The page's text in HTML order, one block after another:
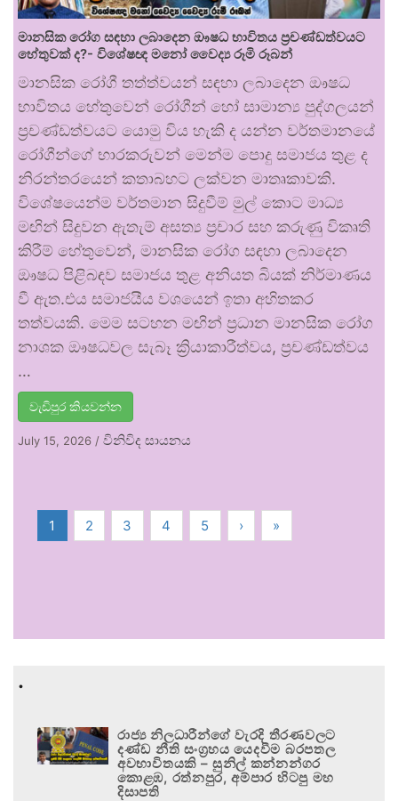
මානසික රෝග සඳහා ලබාදෙන ඖෂධ භාවිතය ප්‍රචණ්ඩත්වයට
හේතුවක් ද?- විශේෂඥ මනෝ වෛද්‍ය රූමි රූබන්
මානසික රෝගී තත්ත්වයන් සඳහා ලබාදෙන ඖෂධ
භාවිතය හේතුවෙන් රෝගීන් හෝ සාමාන්‍ය පුද්ගලයන්
ප්‍රචණ්ඩත්වයට යොමු විය හැකි ද යන්න වර්තමානයේ
රෝගීන්ගේ භාරකරුවන් මෙන්ම පොදු සමාජය තුළ ද
නිරන්තරයෙන් කතාබහට ලක්වන මාතෘකාවකි.
විශේෂයෙන්ම වර්තමාන සිදුවීම් මුල් කොට මාධ්‍ය
මඟින් සිදුවන ඇතැම් අසත්‍ය ප්‍රචාර සහ කරුණු විකෘති
කිරීම් හේතුවෙන්, මානසික රෝග සඳහා ලබාදෙන
ඖෂධ පිළිබඳව සමාජය තුළ අනියත බියක් නිර්මාණය
වී ඇත.එය සමාජයීය වශයෙන් ඉතා අහිතකර
තත්වයකි. මෙම සටහන මඟින් ප්‍රධාන මානසික රෝග
නාශක ඖෂධවල සැබෑ ක්‍රියාකාරීත්වය, ප්‍රචණ්ඩත්වය
…
වැඩිපුර කියවන්න
July 15, 2026 / විනිවිද සායනය
1 2 3 4 5 › »
.
රාජ්‍ය නිලධාරීන්ගේ වැරදි තීරණවලට
දණ්ඩ නීති සංග්‍රහය යෙදවීම බරපතල
අවභාවිතයකි – සුනිල් කන්නන්ගර
කොළඹ, රත්නපුර, අම්පාර හිටපු මහ
දිසාපති